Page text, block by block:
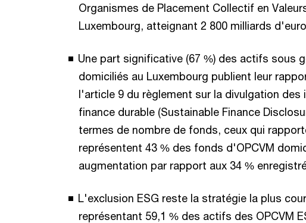
Organismes de Placement Collectif en
Luxembourg, atteignant 2 800 milliards
Une part significative (67 %) des actifs sous
domiciliés au Luxembourg publient leur
l'article 9 du règlement sur la divulgation
finance durable (Sustainable Finance
termes de nombre de fonds, ceux qui
représentent 43 % des fonds d'OPCVM
augmentation par rapport aux 34 %
L'exclusion ESG reste la stratégie la plus
représentant 59,1 % des actifs des OPCVM